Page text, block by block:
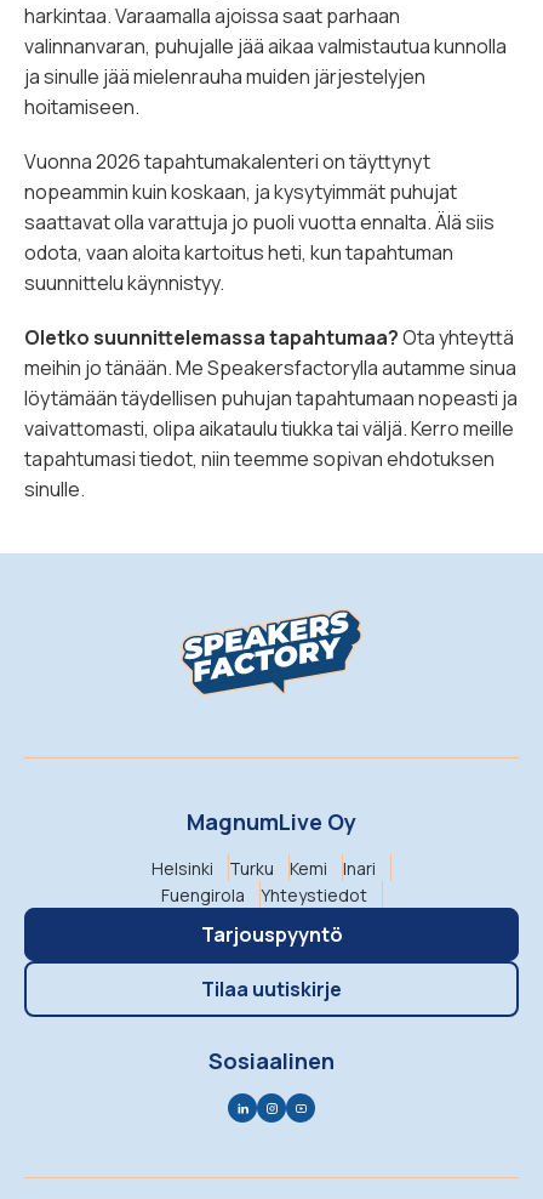
harkintaa. Varaamalla ajoissa saat parhaan
valinnanvaran, puhujalle jää aikaa valmistautua kunnolla
ja sinulle jää mielenrauha muiden järjestelyjen
hoitamiseen.
Vuonna 2026 tapahtumakalenteri on täyttynyt
nopeammin kuin koskaan, ja kysytyimmät puhujat
saattavat olla varattuja jo puoli vuotta ennalta. Älä siis
odota, vaan aloita kartoitus heti, kun tapahtuman
suunnittelu käynnistyy.
Oletko suunnittelemassa tapahtumaa?Ota yhteyttä
meihin jo tänään. Me Speakersfactorylla autamme sinua
löytämään täydellisen puhujan tapahtumaan nopeasti ja
vaivattomasti, olipa aikataulu tiukka tai väljä. Kerro meille
tapahtumasi tiedot, niin teemme sopivan ehdotuksen
sinulle.
MagnumLive Oy
Helsinki Turku Kemi
Inari
Fuengirola
Yhteystiedot
Tarjouspyyntö
Tilaa uutiskirje
Sosiaalinen